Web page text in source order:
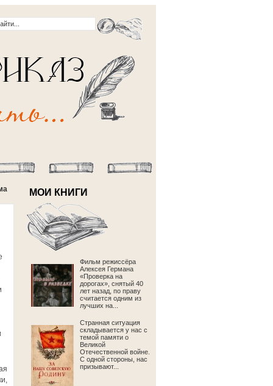
МОИ КНИГИ
Фильм режиссёра
Алексея Германа
«Проверка на
дорогах», снятый 40
лет назад, по праву
считается одним из
лучших на...
Странная ситуация
складывается у нас с
темой памяти о
Великой
Отечественной войне.
С одной стороны, нас
призывают...